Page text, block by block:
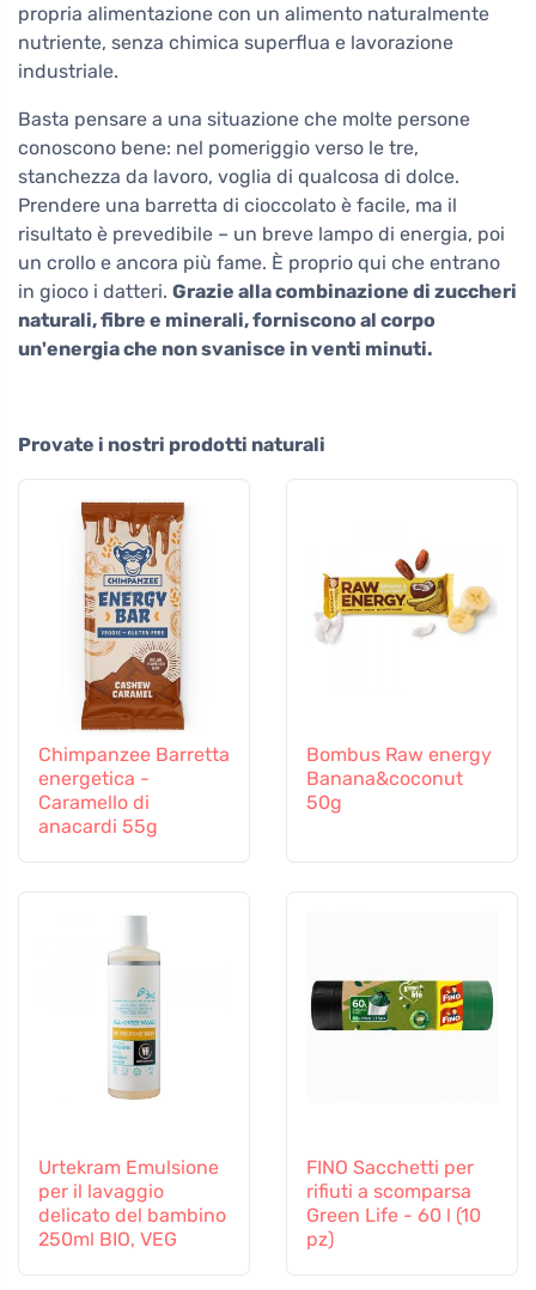
propria alimentazione con un alimento naturalmente
nutriente, senza chimica superflua e lavorazione
industriale.
Basta pensare a una situazione che molte persone
conoscono bene: nel pomeriggio verso le tre,
stanchezza da lavoro, voglia di qualcosa di dolce.
Prendere una barretta di cioccolato è facile, ma il
risultato è prevedibile – un breve lampo di energia, poi
un crollo e ancora più fame. È proprio qui che entrano
in gioco i datteri. Grazie alla combinazione di zuccheri
naturali, fibre e minerali, forniscono al corpo
un'energia che non svanisce in venti minuti.
Provate i nostri prodotti naturali
Chimpanzee Barretta
energetica -
Caramello di
anacardi 55g
Bombus Raw energy
Banana&coconut
50g
Urtekram Emulsione
per il lavaggio
delicato del bambino
250ml BIO, VEG
FINO Sacchetti per
rifiuti a scomparsa
Green Life - 60 l (10
pz)